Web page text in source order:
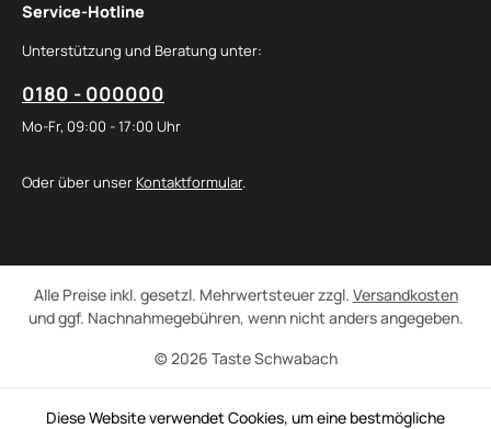
Service-Hotline
Unterstützung und Beratung unter:
0180 - 000000
Mo-Fr, 09:00 - 17:00 Uhr
Oder über unser Kontaktformular.
© 2026 Taste Schwabach
Alle Preise inkl. gesetzl. Mehrwertsteuer zzgl. Versandkosten
und ggf. Nachnahmegebühren, wenn nicht anders angegeben.
Diese Website verwendet Cookies, um eine bestmögliche